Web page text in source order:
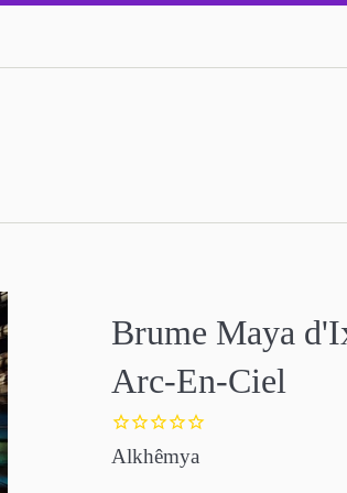
Brume Maya
Arc-En-Ciel
Alkhêmya